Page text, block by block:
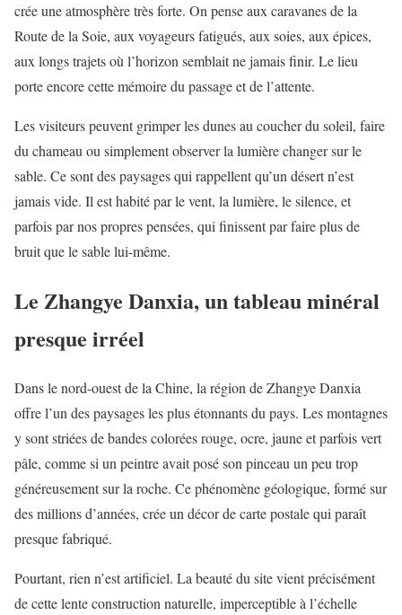
crée une atmosphère très forte. On pense aux caravanes de la
Route de la Soie, aux voyageurs fatigués, aux soies, aux épices,
aux longs trajets où l’horizon semblait ne jamais finir. Le lieu
porte encore cette mémoire du passage et de l’attente.
Les visiteurs peuvent grimper les dunes au coucher du soleil, faire
du chameau ou simplement observer la lumière changer sur le
sable. Ce sont des paysages qui rappellent qu’un désert n’est
jamais vide. Il est habité par le vent, la lumière, le silence, et
parfois par nos propres pensées, qui finissent par faire plus de
bruit que le sable lui-même.
Le Zhangye Danxia, un tableau minéral
presque irréel
Dans le nord-ouest de la Chine, la région de Zhangye Danxia
offre l’un des paysages les plus étonnants du pays. Les montagnes
y sont striées de bandes colorées rouge, ocre, jaune et parfois vert
pâle, comme si un peintre avait posé son pinceau un peu trop
généreusement sur la roche. Ce phénomène géologique, formé sur
des millions d’années, crée un décor de carte postale qui paraît
presque fabriqué.
Pourtant, rien n’est artificiel. La beauté du site vient précisément
de cette lente construction naturelle, imperceptible à l’échelle